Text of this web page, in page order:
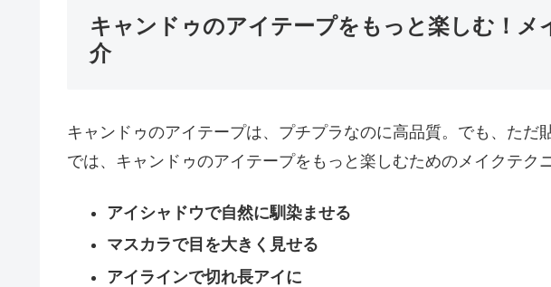
キャンドゥのアイテープをもっと楽しむ！メ
介
キャンドゥのアイテープは、プチプラなのに高品質。でも、ただ
では、キャンドゥのアイテープをもっと楽しむためのメイクテク
アイシャドウで自然に馴染ませる
マスカラで目を大きく見せる
アイラインで切れ長アイに